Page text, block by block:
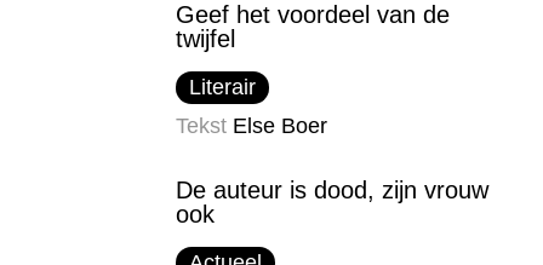
Geef het voordeel van de
twijfel
Literair
Tekst Else Boer
De auteur is dood, zijn vrouw
ook